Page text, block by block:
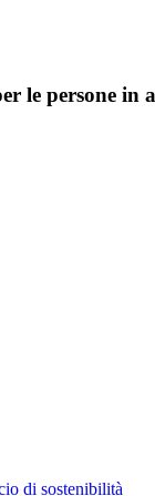
le persone in
di sostenibilità